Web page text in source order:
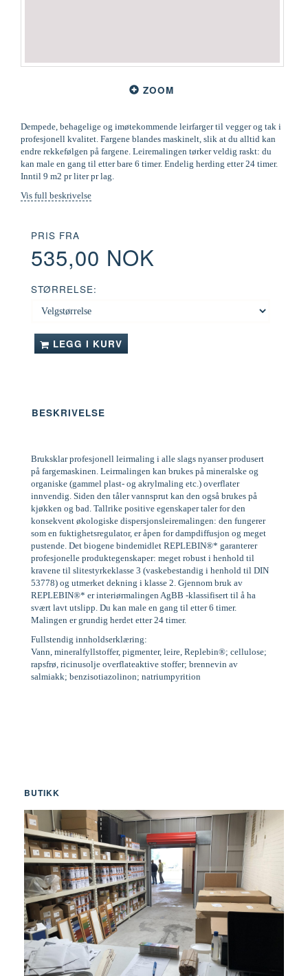
ZOOM
Dempede, behagelige og imøtekommende leirfarger til vegger og tak i
profesjonell kvalitet. Fargene blandes maskinelt, slik at du alltid kan
endre rekkefølgen på fargene. Leiremalingen tørker veldig raskt: du
kan male en gang til etter bare 6 timer. Endelig herding etter 24 timer.
Inntil 9 m2 pr liter pr lag.
Vis full beskrivelse
PRIS FRA
535,00 NOK
STØRRELSE:
LEGG I KURV
BESKRIVELSE
Bruksklar profesjonell leirmaling i alle slags nyanser produsert
på fargemaskinen. Leirmalingen kan brukes på mineralske og
organiske (gammel plast- og akrylmaling etc.) overflater
innvendig. Siden den tåler vannsprut kan den også brukes på
kjøkken og bad. Tallrike positive egenskaper taler for den
konsekvent økologiske dispersjonsleiremalingen: den fungerer
som en fuktighetsregulator, er åpen for dampdiffusjon og meget
pustende. Det biogene bindemidlet REPLEBIN®* garanterer
profesjonelle produktegenskaper: meget robust i henhold til
kravene til slitestyrkeklasse 3 (vaskebestandig i henhold til DIN
53778) og utmerket dekning i klasse 2. Gjennom bruk av
REPLEBIN®* er interiørmalingen AgBB -klassifisert til å ha
svært lavt utslipp. Du kan male en gang til etter 6 timer.
Malingen er grundig herdet etter 24 timer.
Fullstendig innholdserklæring:
Vann, mineralfyllstoffer, pigmenter, leire, Replebin®; cellulose;
rapsfrø, ricinusolje overflateaktive stoffer; brennevin av
salmiakk; benzisotiazolinon; natriumpyrition
BUTIKK